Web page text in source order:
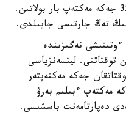
جىل باسىندا قىزىلوردا وبلىسىندا 32 جەكە مەكتەپ بار بولاتىن.
تەڭ جارتىسى جابىلدى.
ايلارىندا 4 ى ءوز ءوتىنىشى نەگىزىندە
توقتاتتى. ليتسەنزياسى
جەكە مەكتەپتەر
بۇگىنگى كۇنى 16 جەكە مەكتەپ ءبىلىم بەرۋ
دەپارتامەنت باسشىسى.